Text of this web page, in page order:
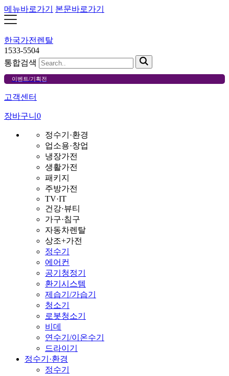
메뉴바로가기 본문바로가기
한국가전렌탈
1533-5504
통합검색
이벤트/기획전
고객센터
장바구니 0
정수기·환경
업소용·창업
냉장가전
생활가전
패키지
주방가전
TV·IT
건강·뷰티
가구·침구
자동차렌탈
상조+가전
정수기
에어컨
공기청정기
환기시스템
제습기/가습기
청소기
로봇청소기
비데
연수기/이온수기
드라이기
정수기·환경
정수기